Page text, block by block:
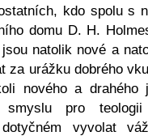
kdo spolu s
domu D. H.
natolik nové a
za urážku dobrého
nového a drahého
smyslu pro
vyvolat